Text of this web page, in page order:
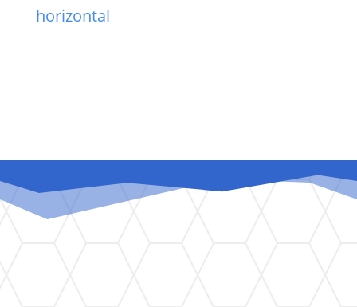
horizontal